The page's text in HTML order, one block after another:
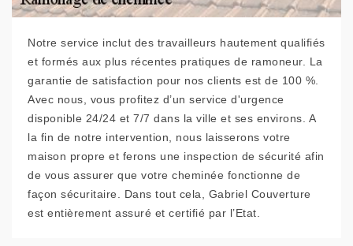
Notre service inclut des travailleurs hautement qualifiés
et formés aux plus récentes pratiques de ramoneur. La
garantie de satisfaction pour nos clients est de 100 %.
Avec nous, vous profitez d’un service d'urgence
disponible 24/24 et 7/7 dans la ville et ses environs. A
la fin de notre intervention, nous laisserons votre
maison propre et ferons une inspection de sécurité afin
de vous assurer que votre cheminée fonctionne de
façon sécuritaire. Dans tout cela, Gabriel Couverture
est entièrement assuré et certifié par l’Etat.